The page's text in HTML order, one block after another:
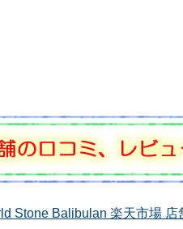
Stone Balibulan 楽天市場 店